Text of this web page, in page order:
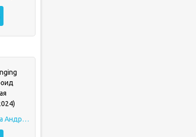
The Longing на Андроид (Полная Версия 2024)